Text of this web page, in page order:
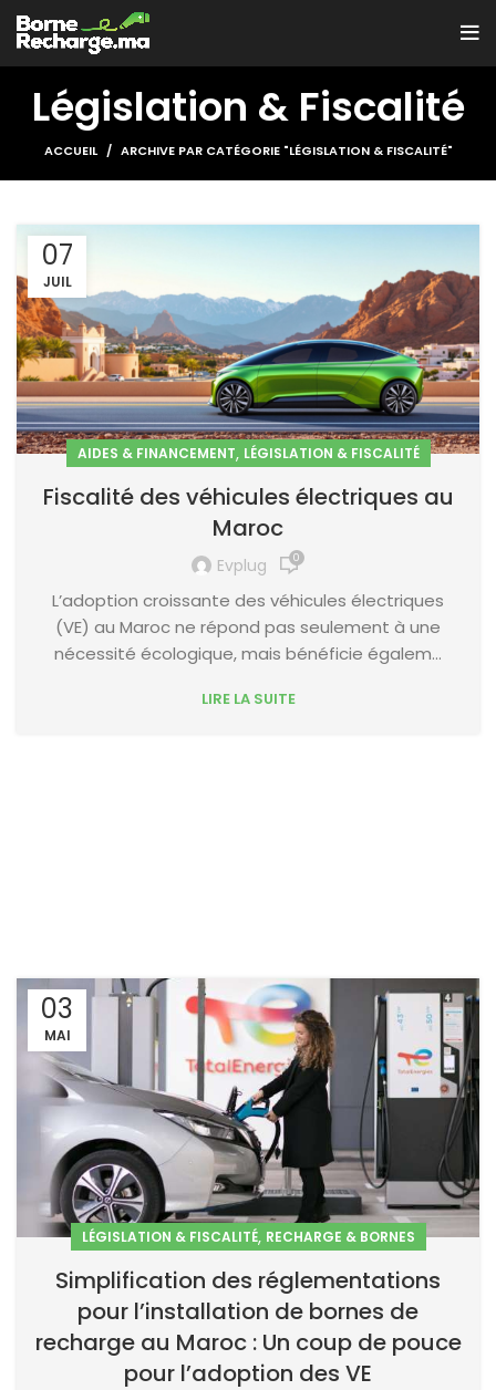
Législation & Fiscalité
ACCUEIL ARCHIVE PAR CATÉGORIE "LÉGISLATION & FISCALITÉ"
07
JUIL
AIDES & FINANCEMENT, LÉGISLATION & FISCALITÉ
Fiscalité des véhicules électriques au
Maroc
Evplug 0
L’adoption croissante des véhicules électriques
(VE) au Maroc ne répond pas seulement à une
nécessité écologique, mais bénéficie égalem...
LIRE LA SUITE
03
MAI
LÉGISLATION & FISCALITÉ, RECHARGE & BORNES
Simplification des réglementations
pour l’installation de bornes de
recharge au Maroc : Un coup de pouce
pour l’adoption des VE